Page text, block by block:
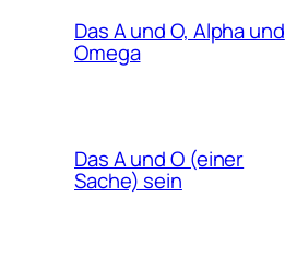
Das A und O, Alpha und
Omega
Das A und O (einer
Sache) sein